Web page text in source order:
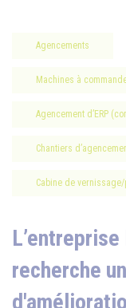
Agencements
Machines à
Agencement d’ERP
Chantiers
Cabine de
L’entreprise
recherche